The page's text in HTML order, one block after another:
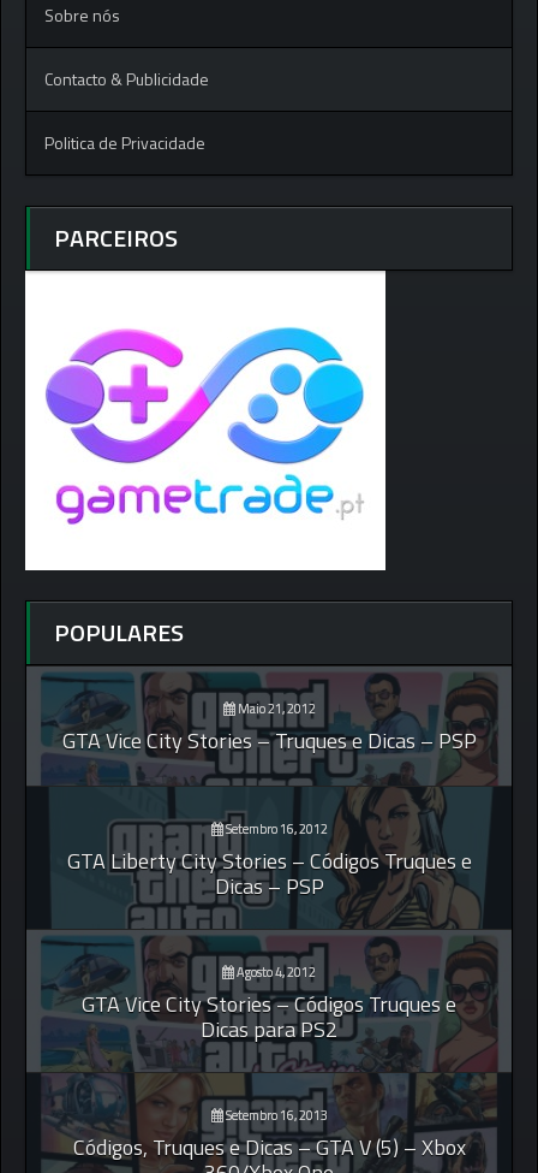
Sobre nós
Contacto & Publicidade
Politica de Privacidade
PARCEIROS
POPULARES
Maio 21, 2012
GTA Vice City Stories – Truques e Dicas – PSP
Setembro 16, 2012
GTA Liberty City Stories – Códigos Truques e
Dicas – PSP
Agosto 4, 2012
GTA Vice City Stories – Códigos Truques e
Dicas para PS2
Setembro 16, 2013
Códigos, Truques e Dicas – GTA V (5) – Xbox